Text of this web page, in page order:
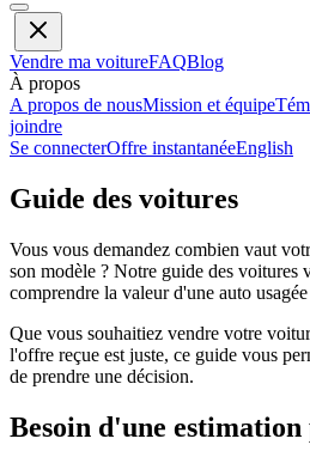
Vendre ma voitureFAQBlog
À propos
A propos de nousMission et équipe
joindre
Se connecterOffre instantanéeEnglish
Guide des voitures
Vous vous demandez combien vaut
son modèle ? Notre guide des voitures
comprendre la valeur d'une auto
Que vous souhaitiez vendre votre
l'offre reçue est juste, ce guide vous
de prendre une décision.
Besoin d'une estimation